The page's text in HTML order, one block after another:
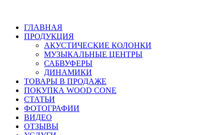
ГЛАВНАЯ
ПРОДУКЦИЯ
АКУСТИЧЕСКИЕ КОЛОНКИ
МУЗЫКАЛЬНЫЕ ЦЕНТРЫ
САБВУФЕРЫ
ДИНАМИКИ
ТОВАРЫ В ПРОДАЖЕ
ПОКУПКА WOOD CONE
СТАТЬИ
ФОТОГРАФИИ
ВИДЕО
ОТЗЫВЫ